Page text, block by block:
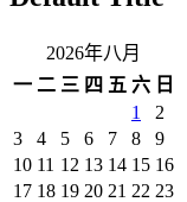
2026年八月
一 二 三 四 五 六 日
1
2
3
4 5 6 7 8
9
10 11 12 13 14 15 16
17 18 19 20 21 22 23